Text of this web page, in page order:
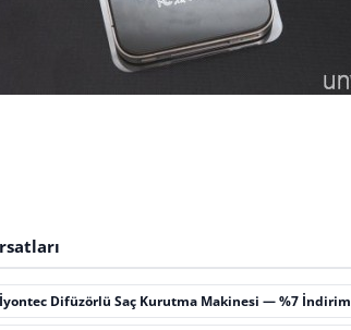
İyontec Difüzörlü Saç Kurutma Makinesi — %7 İndirim